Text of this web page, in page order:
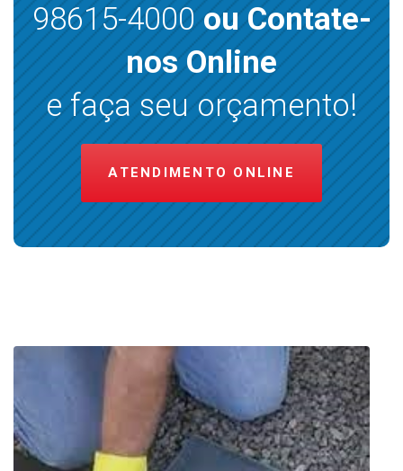
98615-4000ou Contate-
nos Online
e faça seu orçamento!
ATENDIMENTO ONLINE